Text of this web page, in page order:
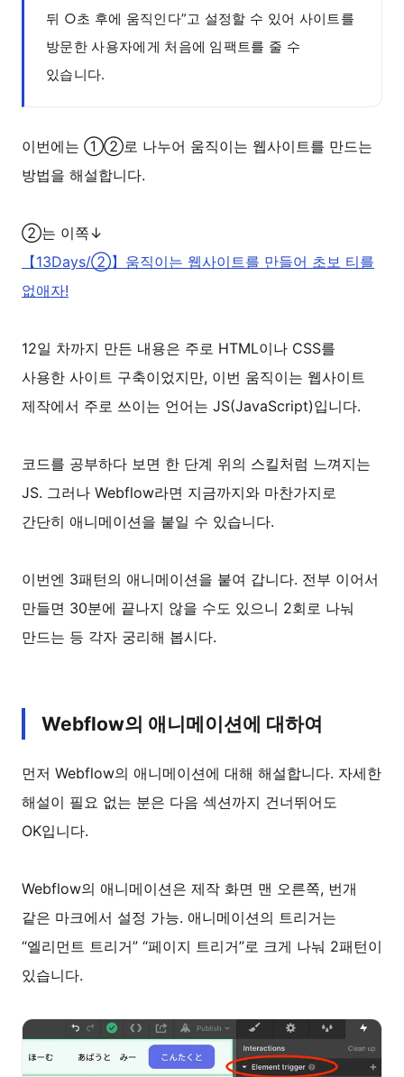
뒤 ○초 후에 움직인다”고 설정할 수 있어 사이트를
방문한 사용자에게 처음에 임팩트를 줄 수
있습니다.
이번에는 ①②로 나누어 움직이는 웹사이트를 만드는
방법을 해설합니다.
②는 이쪽↓
【13Days/②】움직이는 웹사이트를 만들어 초보 티를
없애자!
12일 차까지 만든 내용은 주로 HTML이나 CSS를
사용한 사이트 구축이었지만, 이번 움직이는 웹사이트
제작에서 주로 쓰이는 언어는 JS(JavaScript)입니다.
코드를 공부하다 보면 한 단계 위의 스킬처럼 느껴지는
JS. 그러나 Webflow라면 지금까지와 마찬가지로
간단히 애니메이션을 붙일 수 있습니다.
이번엔 3패턴의 애니메이션을 붙여 갑니다. 전부 이어서
만들면 30분에 끝나지 않을 수도 있으니 2회로 나눠
만드는 등 각자 궁리해 봅시다.
Webflow의 애니메이션에 대하여
먼저 Webflow의 애니메이션에 대해 해설합니다. 자세한
해설이 필요 없는 분은 다음 섹션까지 건너뛰어도
OK입니다.
Webflow의 애니메이션은 제작 화면 맨 오른쪽, 번개
같은 마크에서 설정 가능. 애니메이션의 트리거는
“엘리먼트 트리거” “페이지 트리거”로 크게 나눠 2패턴이
있습니다.